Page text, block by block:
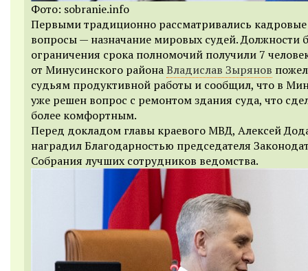
Фото: sobranie.info
Первыми традиционно рассматривались кадровые
вопросы — назначание мировых судей. Должности
ограничения срока полномочий получили 7
от Минусинского районаВладислав Зырянов
судьям продуктивной работы и сообщил, что в
уже решен вопрос с ремонтом здания суда, что
более комфортным.
Перед докладом главы краевого МВД, Алексей
наградил Благодарностью председателя
Собрания лучших сотрудников ведомства.